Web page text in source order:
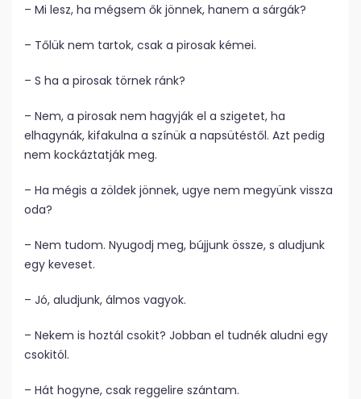
– Mi lesz, ha mégsem ők jönnek, hanem a sárgák?
– Tőlük nem tartok, csak a pirosak kémei.
– S ha a pirosak törnek ránk?
– Nem, a pirosak nem hagyják el a szigetet, ha
elhagynák, kifakulna a színük a napsütéstől. Azt pedig
nem kockáztatják meg.
– Ha mégis a zöldek jönnek, ugye nem megyünk vissza
oda?
– Nem tudom. Nyugodj meg, bújjunk össze, s aludjunk
egy keveset.
– Jó, aludjunk, álmos vagyok.
– Nekem is hoztál csokit? Jobban el tudnék aludni egy
csokitól.
– Hát hogyne, csak reggelire szántam.